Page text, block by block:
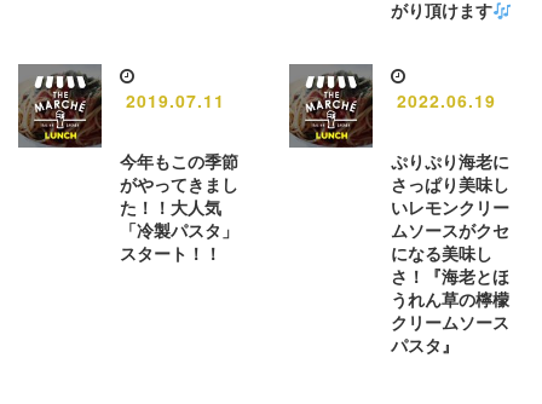
がり頂けます
2019.07.11
今年もこの季節
がやってきまし
た！！大人気
「冷製パスタ」
スタート！！
2022.06.19
ぷりぷり海老に
さっぱり美味し
いレモンクリー
ムソースがクセ
になる美味し
さ！『海老とほ
うれん草の檸檬
クリームソース
パスタ』